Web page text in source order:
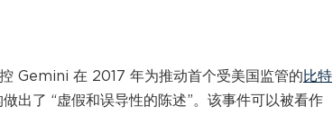
Gemini 在 2017 年为推动首个受美国监管的比特
出了 “虚假和误导性的陈述”。该事件可以被看作